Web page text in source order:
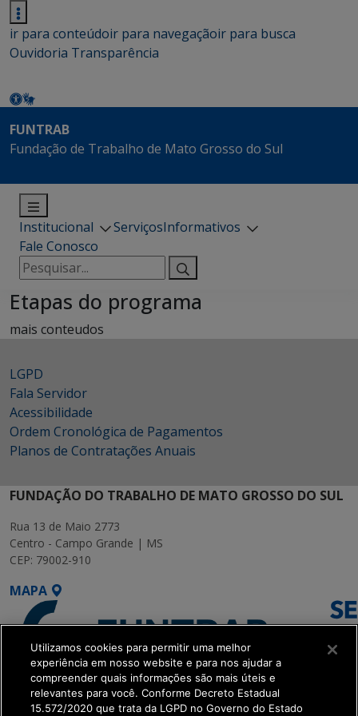
ir para conteúdoir para navegaçãoir para busca
Ouvidoria Transparência
FUNTRAB
Fundação de Trabalho de Mato Grosso do Sul
Institucional ServiçosInformativos
Fale Conosco
Pesquisar
por:
Etapas do programa
mais conteudos
LGPD
Fala Servidor
Acessibilidade
Ordem Cronológica de Pagamentos
Planos de Contratações Anuais
FUNDAÇÃO DO TRABALHO DE MATO GROSSO DO SUL
Rua 13 de Maio 2773
Centro - Campo Grande | MS
CEP: 79002-910
MAPA
Utilizamos cookies para permitir uma melhor
experiência em nosso website e para nos ajudar a
compreender quais informações são mais úteis e
relevantes para você. Conforme Decreto Estadual
15.572/2020 que trata da LGPD no Governo do Estado